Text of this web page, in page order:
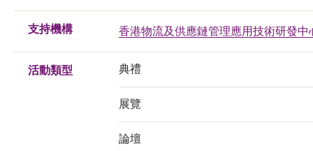
支持機構 香港物流及供應鏈管理應用技術研發中
活動類型 典禮
展覽
論壇